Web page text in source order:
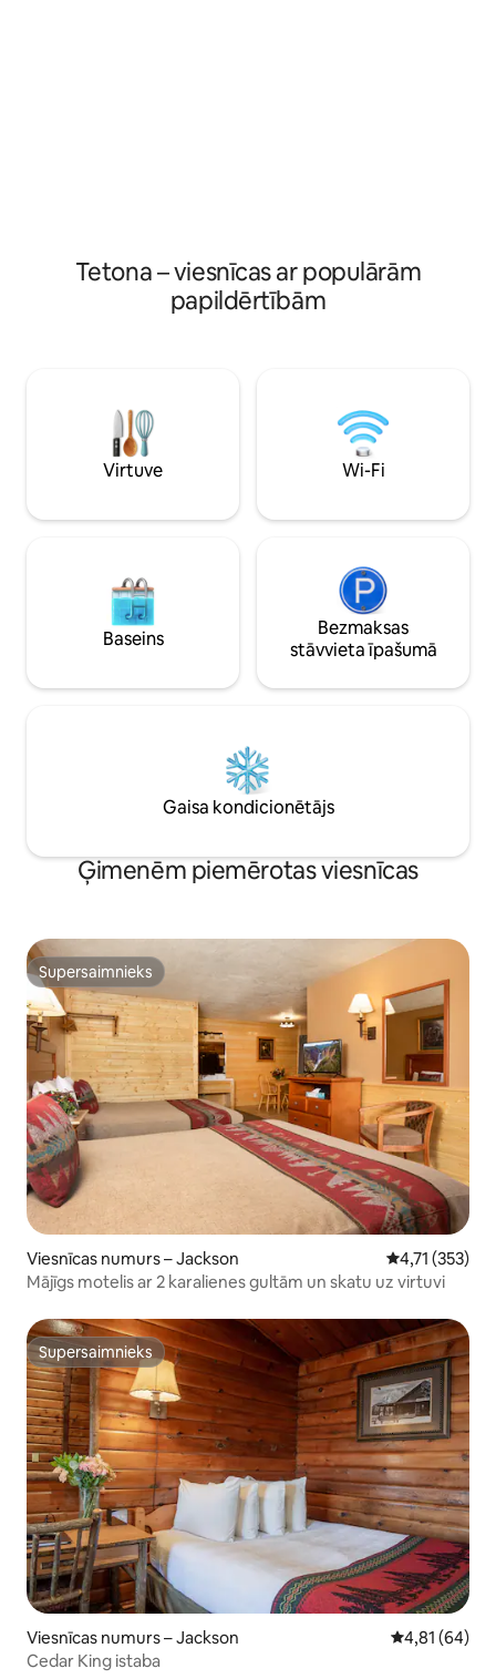
Vaiomingas pieredzi.
Tetona – viesnīcas ar populārām
papildērtībām
Virtuve Wi-Fi
Baseins
Bezmaksas
stāvvieta īpašumā
Gaisa kondicionētājs
Ģimenēm piemērotas viesnīcas
Supersaimnieks
Supersaimnieks
Viesnīcas numurs – Jackson Vidējais
4,71 (353)
Mājīgs motelis ar 2 karalienes gultām un skatu uz virtuvi
Supersaimnieks
Supersaimnieks
Viesnīcas numurs – Jackson Vidējais
4,81 (64)
Cedar King istaba